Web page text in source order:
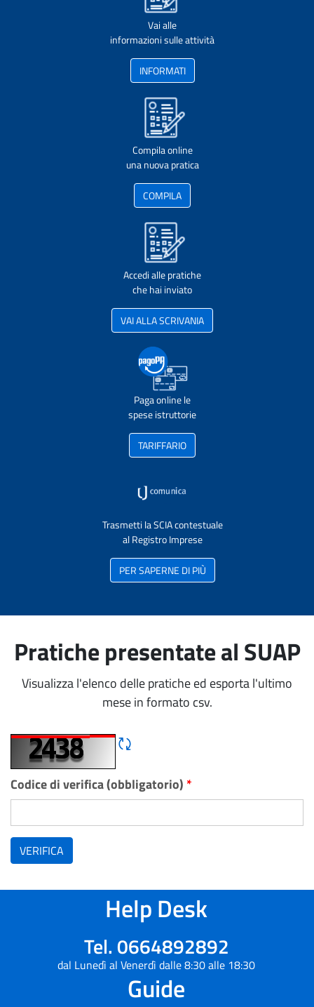
Vai alle
informazioni sulle attività
INFORMATI
Compila online
una nuova pratica
COMPILA
Accedi alle pratiche
che hai inviato
VAI ALLA SCRIVANIA
Paga online le
spese istruttorie
TARIFFARIO
Trasmetti la SCIA contestuale
al Registro Imprese
PER SAPERNE DI PIÙ
Pratiche presentate al SUAP
Visualizza l'elenco delle pratiche ed esporta l'ultimo
mese in formato csv.
Rigene CAPTCHA
Codice di verifica (obbligatorio) *
VERIFICA
Help Desk
Tel. 0664892892
dal Lunedì al Venerdì dalle 8:30 alle 18:30
Guide